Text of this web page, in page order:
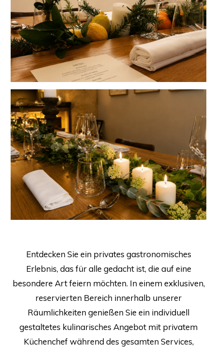
Entdecken Sie ein privates gastronomisches
Erlebnis, das für alle gedacht ist, die auf eine
besondere Art feiern möchten. In einem exklusiven,
reservierten Bereich innerhalb unserer
Räumlichkeiten genießen Sie ein individuell
gestaltetes kulinarisches Angebot mit privatem
Küchenchef während des gesamten Services,